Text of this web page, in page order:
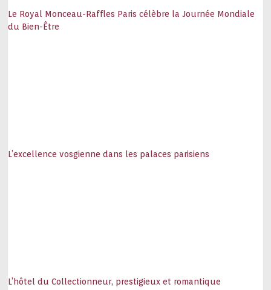
Le Royal Monceau-Raffles Paris célèbre la Journée Mondiale
du Bien-Être
L’excellence vosgienne dans les palaces parisiens
L’hôtel du Collectionneur, prestigieux et romantique